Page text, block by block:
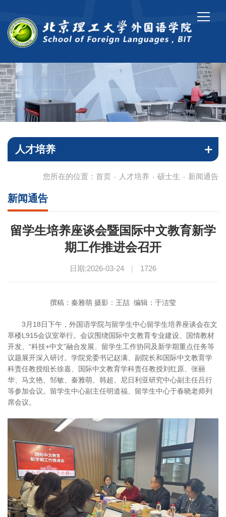
人才培养
您所在的位置： 首页 - 人才培养 - 硕士生 - 新闻通告
新闻通告
留学生培养座谈会暨国际中文教育新学
期工作推进会召开
日期:2026-03-24 | 1726
撰稿：秦雅萌 摄影：王喆 编辑：于洁莹
3月18日下午，外国语学院与留学生中心留学生培养座谈会在文
萃楼L915会议室举行。会议围绕国际中文教育专业建设、国情教材
开发、“科技+中文”融合发展、留学生工作协同及新学期重点任务等
议题展开深入研讨。学院党委书记赵满、副院长和国际中文教育学
科责任教授组长徐嘉、国际中文教育学科责任教授刘红原、张丽
华、马文艳、邹敏、秦雅萌、韩超、尼日利亚研究中心副主任吕行
等参加会议。留学生中心副主任明道福、留学生中心于春晓老师列
席会议。